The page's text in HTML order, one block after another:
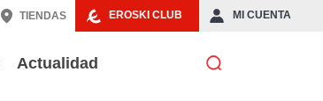
EROSKI CLUB MI CUENTA
TIENDAS
Actualidad